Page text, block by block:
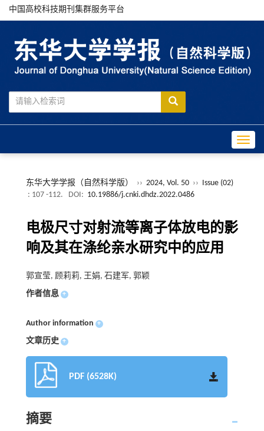
中国高校科技期刊集群服务平台
东华大学学报（自然科学版） ›› 2024, Vol. 50 ›› Issue (02)
: 107 -112.
DOI: 10.19886/j.cnki.dhdz.2022.0486
电极尺寸对射流等离子体放电的影
响及其在涤纶亲水研究中的应用
郭宣莹, 顾莉莉, 王娟, 石建军, 郭颖
作者信息 +
Author information +
文章历史 +
PDF (6528K)
摘要